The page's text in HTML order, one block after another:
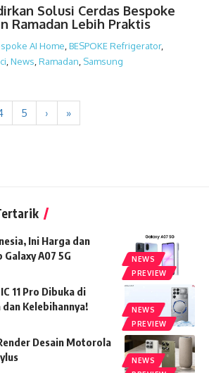
Solusi Cerdas Bespoke
Ramadan Lebih Praktis
AI Home BESPOKE Refrigerator,
News Ramadan Samsung
5 › »
NEWS
PREVIEW
Ini Harga dan
A07 5G
NEWS
PREVIEW
11 Pro Dibuka di
Kelebihannya!
NEWS
Desain Motorola